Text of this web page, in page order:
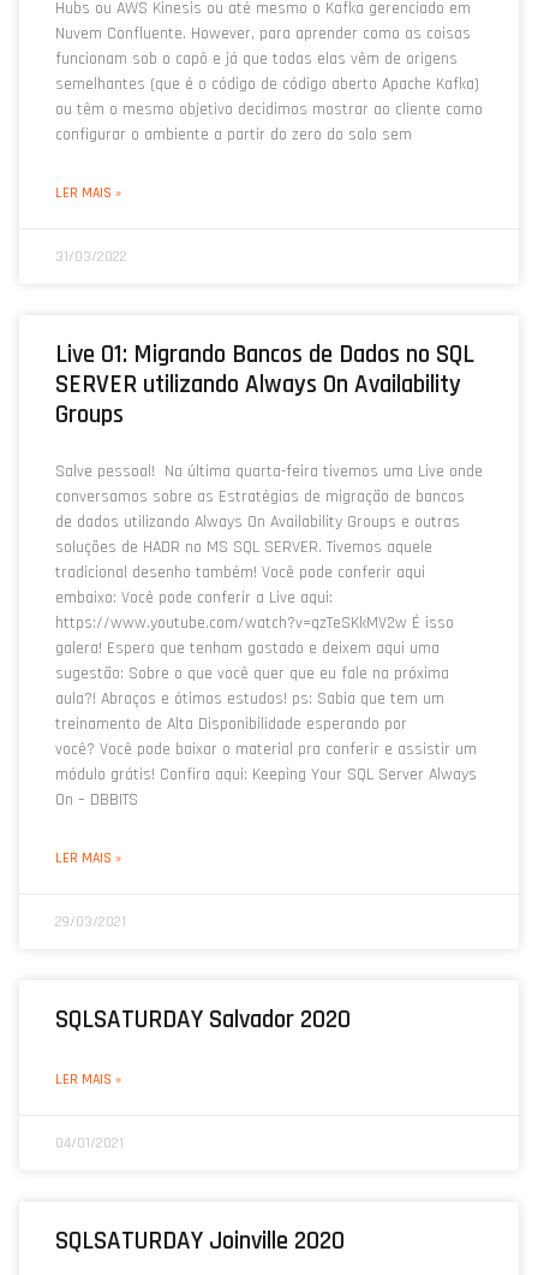
Hubs ou AWS Kinesis ou até mesmo o Kafka gerenciado em
Nuvem Confluente. However, para aprender como as coisas
funcionam sob o capô e já que todas elas vêm de origens
semelhantes (que é o código de código aberto Apache Kafka)
ou têm o mesmo objetivo decidimos mostrar ao cliente como
configurar o ambiente a partir do zero do solo sem
LER MAIS »
31/03/2022
Live 01: Migrando Bancos de Dados no SQL
SERVER utilizando Always On Availability
Groups
Salve pessoal! Na última quarta-feira tivemos uma Live onde
conversamos sobre as Estratégias de migração de bancos
de dados utilizando Always On Availability Groups e outras
soluções de HADR no MS SQL SERVER. Tivemos aquele
tradicional desenho também! Você pode conferir aqui
embaixo: Você pode conferir a Live aqui:
https://www.youtube.com/watch?v=qzTeSKkMV2w É isso
galera! Espero que tenham gostado e deixem aqui uma
sugestão: Sobre o que você quer que eu fale na próxima
aula?! Abraços e ótimos estudos! ps: Sabia que tem um
treinamento de Alta Disponibilidade esperando por
você? Você pode baixar o material pra conferir e assistir um
módulo grátis! Confira aqui: Keeping Your SQL Server Always
On – DBBITS
LER MAIS »
29/03/2021
SQLSATURDAY Salvador 2020
LER MAIS »
04/01/2021
SQLSATURDAY Joinville 2020